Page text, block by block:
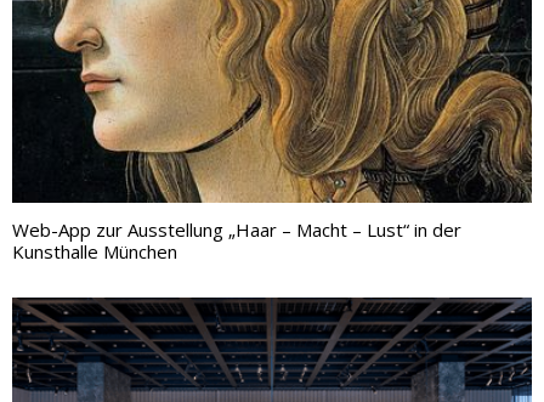
Web-App zur Ausstellung „Haar – Macht – Lust“ in der
Kunsthalle München